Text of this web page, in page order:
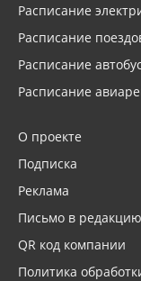
Расписание
Расписание
Расписание
Расписание
О проекте
Подписка
Реклама
Письмо в редакцию
QR код компании
Политика